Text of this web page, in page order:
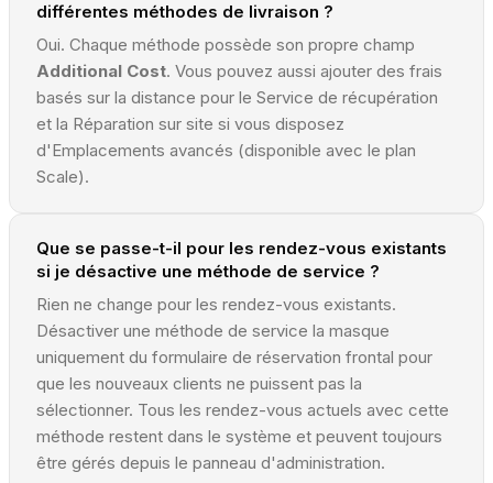
différentes méthodes de livraison ?
Oui. Chaque méthode possède son propre champ
Additional Cost. Vous pouvez aussi ajouter des frais
basés sur la distance pour le Service de récupération
et la Réparation sur site si vous disposez
d'Emplacements avancés (disponible avec le plan
Scale).
Que se passe-t-il pour les rendez-vous existants
si je désactive une méthode de service ?
Rien ne change pour les rendez-vous existants.
Désactiver une méthode de service la masque
uniquement du formulaire de réservation frontal pour
que les nouveaux clients ne puissent pas la
sélectionner. Tous les rendez-vous actuels avec cette
méthode restent dans le système et peuvent toujours
être gérés depuis le panneau d'administration.